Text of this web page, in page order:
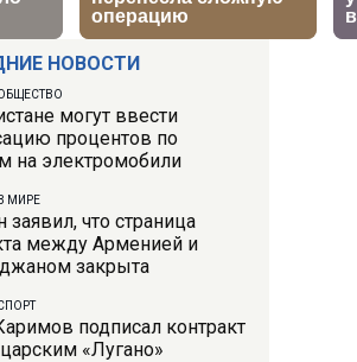
НОВОСТИ
могут ввести
процентов по
на электромобили
В МИРЕ
что страница
между Арменией и
закрыта
подписал контракт
«Лугано»